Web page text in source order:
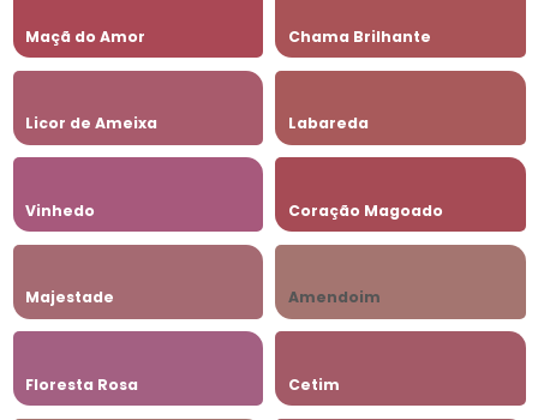
Maçã do Amor Chama Brilhante
Licor de Ameixa Labareda
Vinhedo Coração Magoado
Majestade Amendoim
Floresta Rosa Cetim